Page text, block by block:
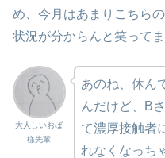
め、今月はあまりこちら
状況が分からんと笑ってま
大人しいおば
様先輩
あのね、休ん
んだけど、B
て濃厚接触者
れなくなっち